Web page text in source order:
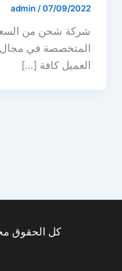
admin /07/09/2022
شركة شحن من
المتخصصة في مجال
العميل كافة […]
كل الحقوق محفوظة ©